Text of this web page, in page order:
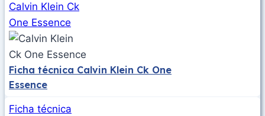
Calvin Klein Ck
One Essence
Ficha técnica Calvin Klein Ck One
Essence
Ficha técnica